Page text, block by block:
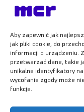
Aby zapewnić jak
jak pliki cookie, do
informacji o urządzeniu.
przetwarzać dane, takie
unikalne identyfikatory
wycofanie zgody może
funkcje.
Materiały
Case Study
Kontakt